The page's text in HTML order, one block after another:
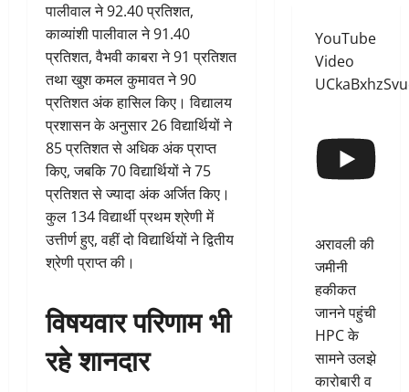
पालीवाल ने 92.40 प्रतिशत,
काव्यांशी पालीवाल ने 91.40
प्रतिशत, वैभवी काबरा ने 91 प्रतिशत
तथा खुश कमल कुमावत ने 90
प्रतिशत अंक हासिल किए। विद्यालय
प्रशासन के अनुसार 26 विद्यार्थियों ने
85 प्रतिशत से अधिक अंक प्राप्त
किए, जबकि 70 विद्यार्थियों ने 75
प्रतिशत से ज्यादा अंक अर्जित किए।
कुल 134 विद्यार्थी प्रथम श्रेणी में
उत्तीर्ण हुए, वहीं दो विद्यार्थियों ने द्वितीय
श्रेणी प्राप्त की।
विषयवार परिणाम भी
रहे शानदार
YouTube
Video
अरावली की
जमीनी
हकीकत
जानने पहुंची
HPC के
सामने उलझे
कारोबारी व